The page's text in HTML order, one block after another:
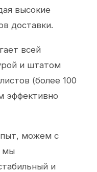
высокие
доставки.
всей
и штатом
(более 100
эффективно
можем с
мы
и